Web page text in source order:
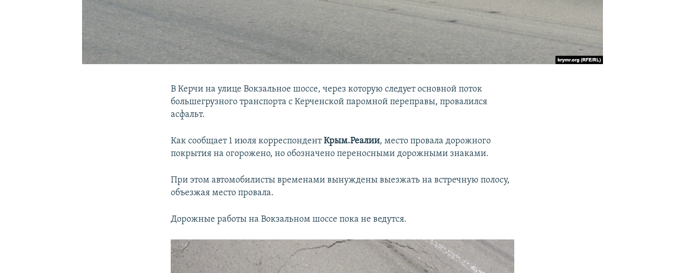
В Керчи на улице Вокзальное шоссе, через которую следует основной поток
большегрузного транспорта с Керченской паромной переправы, провалился
асфальт.
Как сообщает 1 июля корреспондентКрым.Реалии, место провала дорожного
покрытия на огорожено, но обозначено переносными дорожными знаками.
При этом автомобилисты временами вынуждены выезжать на встречную полосу,
объезжая место провала.
Дорожные работы на Вокзальном шоссе пока не ведутся.